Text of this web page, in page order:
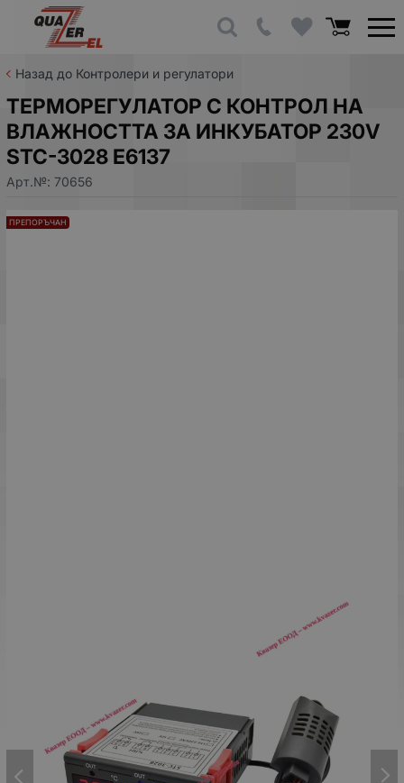
Назад до Контролери и регулатори
ТЕРМОРЕГУЛАТОР С КОНТРОЛ НА
ВЛАЖНОСТТА ЗА ИНКУБАТОР 230V
STC-3028 E6137
Арт.№: 70656
ПРЕПОРЪЧАН